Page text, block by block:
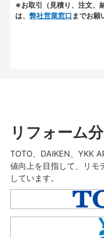
※お取引（見積り、注文、
は、 弊社営業窓口 までお願
リフォーム
TOTO、DAIKEN、YKK
値向上を目指して、リ
しています。